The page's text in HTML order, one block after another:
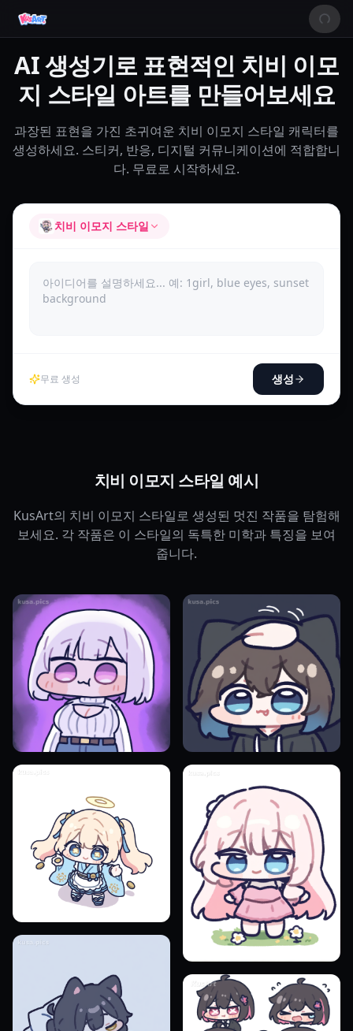
AI 생성기로 표현적인 치비 이모
지 스타일 아트를 만들어보세요
과장된 표현을 가진 초귀여운 치비 이모지 스타일 캐릭터를
생성하세요. 스티커, 반응, 디지털 커뮤니케이션에 적합합니
다. 무료로 시작하세요.
치비 이모지 스타일
무료 생성 생성
치비 이모지 스타일 예시
KusArt의 치비 이모지 스타일로 생성된 멋진 작품을 탐험해
보세요. 각 작품은 이 스타일의 독특한 미학과 특징을 보여
줍니다.